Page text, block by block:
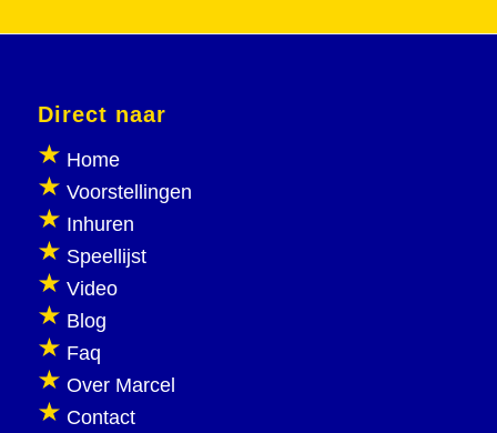
Direct naar
Home
Voorstellingen
Inhuren
Speellijst
Video
Blog
Faq
Over Marcel
Contact